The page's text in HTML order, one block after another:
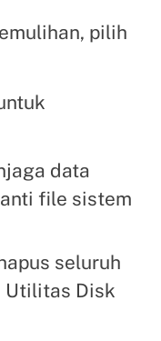
pilih
data
file sistem
seluruh
Utilitas Disk